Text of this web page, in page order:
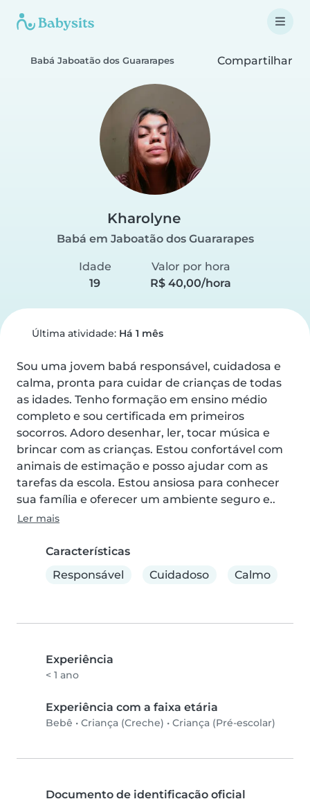
Babá Jaboatão dos Guararapes Compartilhar
Kharolyne
Babá em Jaboatão dos Guararapes
Idade
19
Valor por hora
R$ 40,00/hora
Última atividade: Há 1 mês
Sou uma jovem babá responsável, cuidadosa e
calma, pronta para cuidar de crianças de todas
as idades. Tenho formação em ensino médio
completo e sou certificada em primeiros
socorros. Adoro desenhar, ler, tocar música e
brincar com as crianças. Estou confortável com
animais de estimação e posso ajudar com as
tarefas da escola. Estou ansiosa para conhecer
sua família e oferecer um ambiente seguro e..
Ler mais
Características
Responsável
Cuidadoso Calmo
Experiência
< 1 ano
Experiência com a faixa etária
Bebê • Criança (Creche) • Criança (Pré-escolar)
Documento de identificação oficial